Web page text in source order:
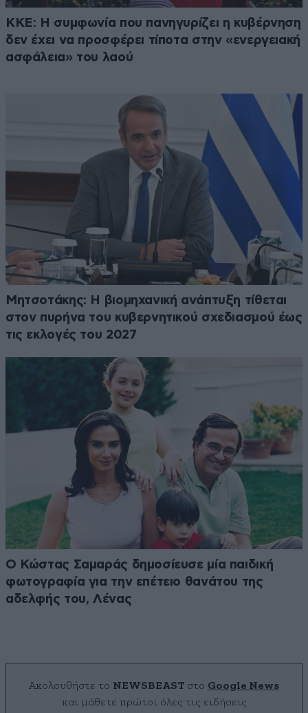
ΚΚΕ: Η συμφωνία που πανηγυρίζει η κυβέρνηση
δεν έχει να προσφέρει τίποτα στην «ενεργειακή
ασφάλεια» του λαού
Μητσοτάκης: Η βιομηχανική ανάπτυξη τίθεται
στον πυρήνα του κυβερνητικού σχεδιασμού έως
τις εκλογές του 2027
Ο Κώστας Σαμαράς δημοσίευσε μία παιδική
φωτογραφία για την επέτειο θανάτου της
αδελφής του, Λένας
Ακολουθήστε το NEWSBEAST στο Google News
και μάθετε πρώτοι όλες τις ειδήσεις